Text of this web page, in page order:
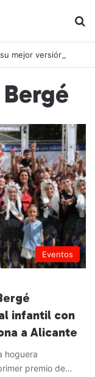
Eventos
infantil con
a Alicante
hoguera
premio de…